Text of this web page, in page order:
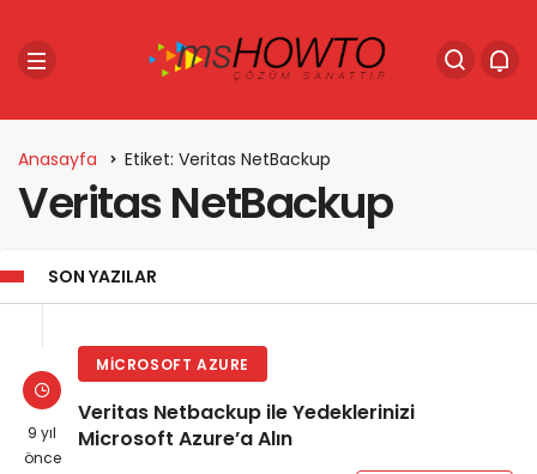
Anasayfa Etiket: Veritas NetBackup
Veritas NetBackup
SON YAZILAR
9 yıl
önce
MICROSOFT AZURE
Veritas Netbackup ile Yedeklerinizi
Microsoft Azure’a Alın